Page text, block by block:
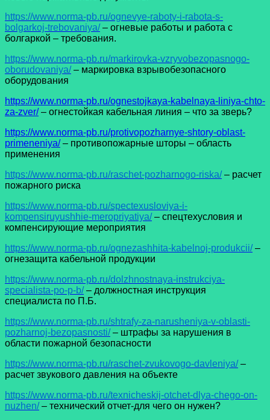
https://www.norma-pb.ru/ognevye-raboty-i-rabota-s-
bolgarkoj-trebovaniya/– огневые работы и работа с
болгаркой – требования.
https://www.norma-pb.ru/markirovka-vzryvobezopasnogo-
oborudovaniya/– маркировка взрывобезопасного
оборудования
https://www.norma-pb.ru/ognestojkaya-kabelnaya-liniya-chto-
za-zver/– огнестойкая кабельная линия – что за зверь?
https://www.norma-pb.ru/protivopozharnye-shtory-oblast-
primeneniya/– противопожарные шторы – область
применения
https://www.norma-pb.ru/raschet-pozharnogo-riska/– расчет
пожарного риска
https://www.norma-pb.ru/spectexusloviya-i-
kompensiruyushhie-meropriyatiya/– спецтехусловия и
компенсирующие мероприятия
https://www.norma-pb.ru/ognezashhita-kabelnoj-produkcii/–
огнезащита кабельной продукции
https://www.norma-pb.ru/dolzhnostnaya-instrukciya-
specialista-po-p-b/– должностная инструкция
специалиста по П.Б.
https://www.norma-pb.ru/shtrafy-za-narusheniya-v-oblasti-
pozharnoj-bezopasnosti/– штрафы за нарушения в
области пожарной безопасности
https://www.norma-pb.ru/raschet-zvukovogo-davleniya/–
расчет звукового давления на объекте
https://www.norma-pb.ru/texnicheskij-otchet-dlya-chego-on-
nuzhen/– технический отчет-для чего он нужен?